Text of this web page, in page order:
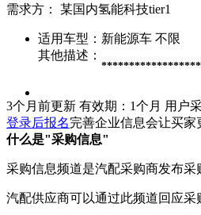
需求方： 某国内氢能科技tier1
适用车型： 新能源车 不限
其他描述：
3个月前更新 有效期：1个月 用户
登录后报名完善企业信息会让买家
什么是"采购信息"
采购信息频道是汽配采购商发布采
汽配供应商可以通过此频道回应采